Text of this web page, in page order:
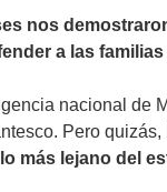
nos
a las
nacional de
Pero quizás,
más lejano del